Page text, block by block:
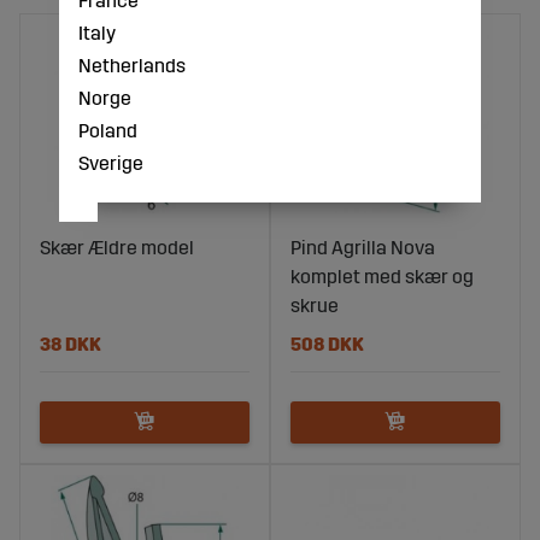
Skær Ældre model
38 DKK
Pind Agrilla Nova
komplet med skær og
skrue
508 DKK
Italy
Netherlands
Norge
Poland
Sverige